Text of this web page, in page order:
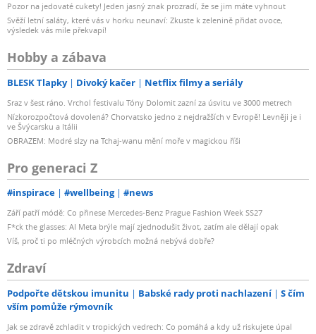
Pozor na jedovaté cukety! Jeden jasný znak prozradí, že se jim máte vyhnout
Svěží letní saláty, které vás v horku neunaví: Zkuste k zelenině přidat ovoce,
výsledek vás mile překvapí!
Hobby a zábava
BLESK Tlapky Divoký kačer Netflix filmy a seriály
Sraz v šest ráno. Vrchol festivalu Tóny Dolomit zazní za úsvitu ve 3000 metrech
Nízkorozpočtová dovolená? Chorvatsko jedno z nejdražších v Evropě! Levněji je i
ve Švýcarsku a Itálii
OBRAZEM: Modré slzy na Tchaj-wanu mění moře v magickou říši
Pro generaci Z
#inspirace #wellbeing #news
Září patří módě: Co přinese Mercedes-Benz Prague Fashion Week SS27
F*ck the glasses: AI Meta brýle mají zjednodušit život, zatím ale dělají opak
Víš, proč ti po mléčných výrobcích možná nebývá dobře?
Zdraví
Podpořte dětskou imunitu Babské rady proti nachlazení
S čím
vším pomůže rýmovník
Jak se zdravě zchladit v tropických vedrech: Co pomáhá a kdy už riskujete úpal